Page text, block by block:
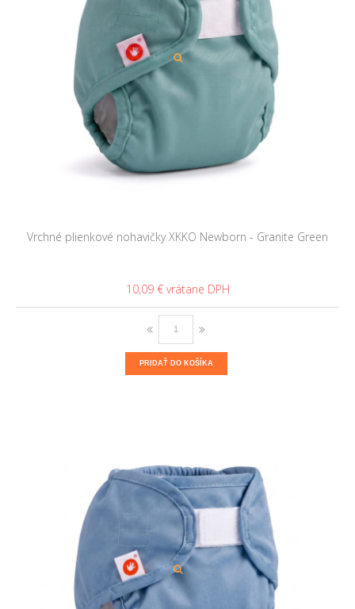
Vrchné plienkové nohavičky XKKO Newborn - Granite Green
10,09 €
PRIDAŤ DO KOŠÍKA